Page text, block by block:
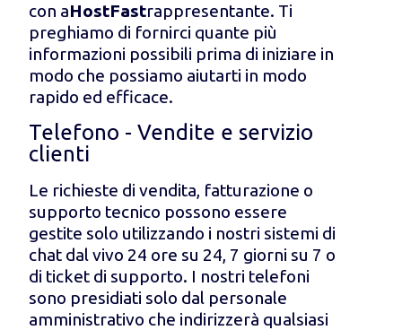
con aHostFastrappresentante. Ti
preghiamo di fornirci quante più
informazioni possibili prima di iniziare in
modo che possiamo aiutarti in modo
rapido ed efficace.
Telefono - Vendite e servizio
clienti
Le richieste di vendita, fatturazione o
supporto tecnico possono essere
gestite solo utilizzando i nostri sistemi di
chat dal vivo 24 ore su 24, 7 giorni su 7 o
di ticket di supporto. I nostri telefoni
sono presidiati solo dal personale
amministrativo che indirizzerà qualsiasi